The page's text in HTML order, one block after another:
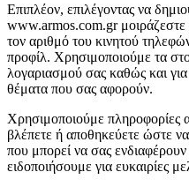
Επιπλέον, επιλέγοντας να
www.armos.com.gr μοιράζεστε
τον αριθμό του κινητού
προφίλ. Χρησιμοποιούμε τα
λογαριασμού σας καθώς και
θέματα που σας αφορούν.
Χρησιμοποιούμε πληροφορίες
βλέπετε ή αποθηκεύετε ώστε
που μπορεί να σας
ειδοποιήσουμε για ευκαιρίες